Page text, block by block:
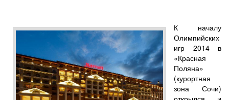
К началу
Олимпийских
игр 2014 в
«Красная
Поляна»
(курортная
зона Сочи)